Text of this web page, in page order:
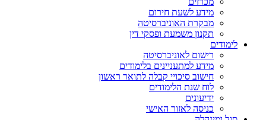
מידע לשעת חירום
מבקרת האוניברסיטה
תקנון משמעת ופסקי דין
לימודים
רישום לאוניברסיטה
מידע למתעניינים בלימודים
חישוב סיכויי קבלה לתואר ראשון
לוח שנת הלימודים
ידיעונים
כניסה לאזור האישי